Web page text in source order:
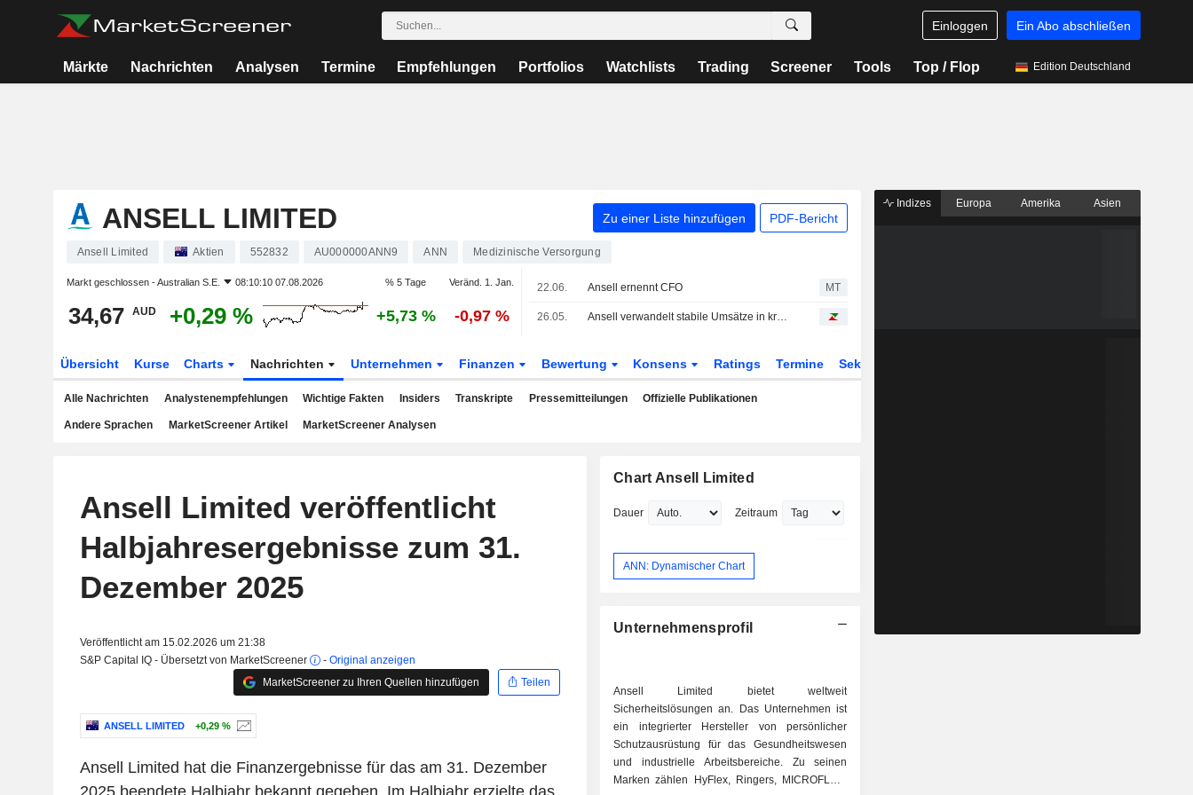
Einloggen Ein Abo abschließen
Märkte Nachrichten Analysen Termine Empfehlungen Portfolios Watchlists Trading Screener Tools Top / Flop Edition Deutschland
ANSELL LIMITED Zu einer Liste hinzufügen PDF-Bericht
Ansell Limited Aktien 552832 AU000000ANN9 ANN Medizinische Versorgung
Markt geschlossen -Australian S.E. 08:10:10 07.08.2026 % 5 Tage Veränd. 1. Jan.
34,67 AUD +0,29 % +5,73 % -0,97 %
22.06. Ansell ernennt CFO MT
26.05. Ansell verwandelt stabile Umsätze in kräftiges Gewinnwachstum
Übersicht Kurse Charts Nachrichten Unternehmen Finanzen Bewertung Konsens Ratings Termine Sektor
Alle Nachrichten Analystenempfehlungen Wichtige Fakten Insiders Transkripte Pressemitteilungen Offizielle Publikationen
Andere Sprachen MarketScreener Artikel MarketScreener Analysen
Ansell Limited veröffentlicht
Halbjahresergebnisse zum 31.
Dezember 2025
Veröffentlicht am 15.02.2026 um 21:38
S&P Capital IQ - Übersetzt von MarketScreener
- Original anzeigen
MarketScreener zu Ihren Quellen hinzufügen
Teilen
ANSELL LIMITED +0,29 %
Ansell Limited hat die Finanzergebnisse für das am 31. Dezember
Chart Ansell Limited
Dauer Zeitraum
ANN: Dynamischer Chart
Unternehmensprofil
Ansell Limited bietet weltweit
Sicherheitslösungen an. Das Unternehmen ist
ein integrierter Hersteller von persönlicher
Schutzausrüstung für das Gesundheitswesen
und industrielle Arbeitsbereiche. Zu seinen
Marken zählen HyFlex, Ringers, MICROFLEX,
Indizes Europa Amerika Asien